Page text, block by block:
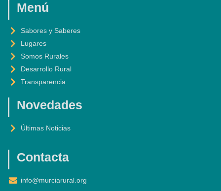
T
E
Menú
Sabores y Saberes
Lugares
Somos Rurales
Desarrollo Rural
Transparencia
Novedades
Últimas Noticias
Contacta
info@murciarural.org